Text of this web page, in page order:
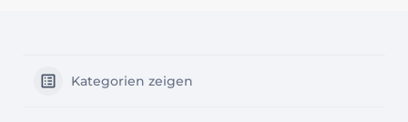
Kategorien zeigen